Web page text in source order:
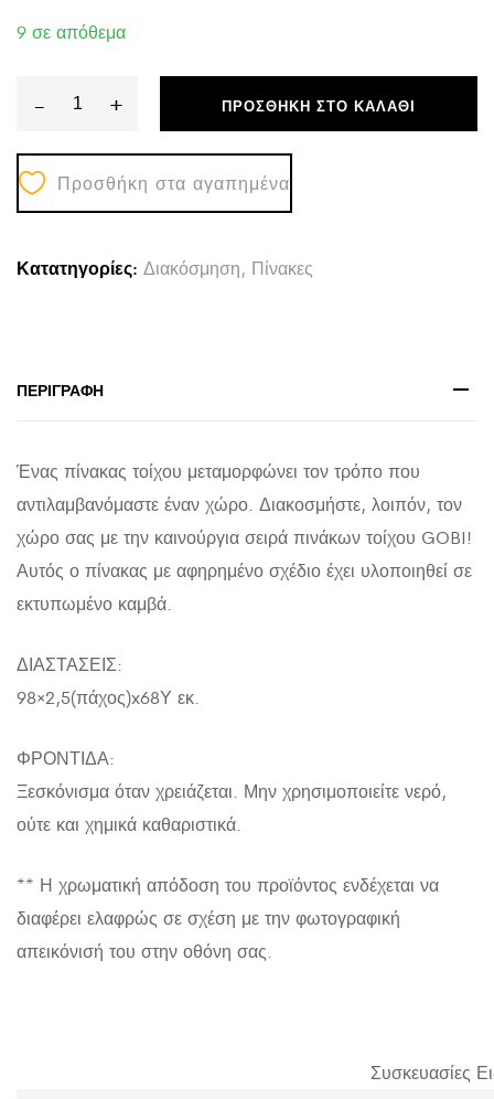
9 σε απόθεμα
-
ΠΙΝΑΚΑΣ
TOIXOY
ΣΕΙΡΑ
GOBI
ΕΚΤΥΠΩΜΕΝΟΣ
quantity
+ ΠΡΟΣΘΉΚΗ ΣΤΟ ΚΑΛΆΘΙ
Προσθήκη στα αγαπημένα
Κατατηγορίες: Διακόσμηση, Πίνακες
ΠΕΡΙΓΡΑΦΉ
Ένας πίνακας τοίχου μεταμορφώνει τον τρόπο που
αντιλαμβανόμαστε έναν χώρο. Διακοσμήστε, λοιπόν, τον
χώρο σας με την καινούργια σειρά πινάκων τοίχου GOBI!
Αυτός ο πίνακας με αφηρημένο σχέδιο έχει υλοποιηθεί σε
εκτυπωμένο καμβά.
ΔΙΑΣΤΑΣΕΙΣ:
98×2,5(πάχος)x68Υ εκ.
ΦΡΟΝΤΙΔΑ:
Ξεσκόνισμα όταν χρειάζεται. Μην χρησιμοποιείτε νερό,
ούτε και χημικά καθαριστικά.
** Η χρωματική απόδοση του προϊόντος ενδέχεται να
διαφέρει ελαφρώς σε σχέση με την φωτογραφική
απεικόνισή του στην οθόνη σας.
Συσκευασίες